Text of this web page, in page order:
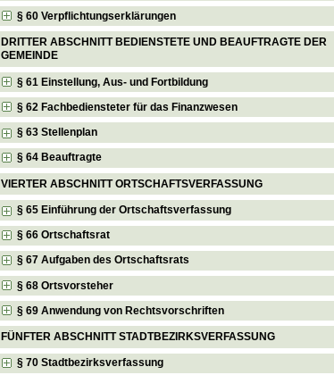
§ 60 Verpflichtungserklärungen
DRITTER ABSCHNITT BEDIENSTETE UND BEAUFTRAGTE DER
GEMEINDE
§ 61 Einstellung, Aus- und Fortbildung
§ 62 Fachbediensteter für das Finanzwesen
§ 63 Stellenplan
§ 64 Beauftragte
VIERTER ABSCHNITT ORTSCHAFTSVERFASSUNG
§ 65 Einführung der Ortschaftsverfassung
§ 66 Ortschaftsrat
§ 67 Aufgaben des Ortschaftsrats
§ 68 Ortsvorsteher
§ 69 Anwendung von Rechtsvorschriften
FÜNFTER ABSCHNITT STADTBEZIRKSVERFASSUNG
§ 70 Stadtbezirksverfassung